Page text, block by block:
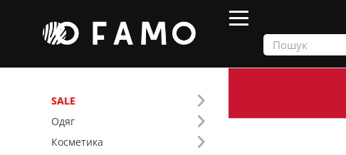
SALE
Одяг
Косметика